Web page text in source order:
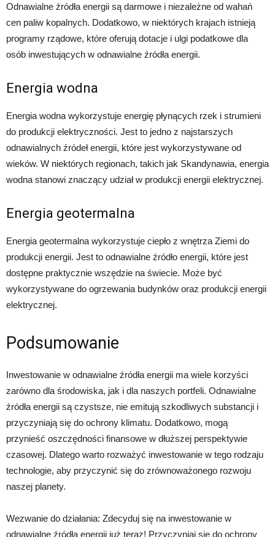
Odnawialne źródła energii są darmowe i niezależne od wahań
cen paliw kopalnych. Dodatkowo, w niektórych krajach istnieją
programy rządowe, które oferują dotacje i ulgi podatkowe dla
osób inwestujących w odnawialne źródła energii.
Energia wodna
Energia wodna wykorzystuje energię płynących rzek i strumieni
do produkcji elektryczności. Jest to jedno z najstarszych
odnawialnych źródeł energii, które jest wykorzystywane od
wieków. W niektórych regionach, takich jak Skandynawia, energia
wodna stanowi znaczący udział w produkcji energii elektrycznej.
Energia geotermalna
Energia geotermalna wykorzystuje ciepło z wnętrza Ziemi do
produkcji energii. Jest to odnawialne źródło energii, które jest
dostępne praktycznie wszędzie na świecie. Może być
wykorzystywane do ogrzewania budynków oraz produkcji energii
elektrycznej.
Podsumowanie
Inwestowanie w odnawialne źródła energii ma wiele korzyści
zarówno dla środowiska, jak i dla naszych portfeli. Odnawialne
źródła energii są czystsze, nie emitują szkodliwych substancji i
przyczyniają się do ochrony klimatu. Dodatkowo, mogą
przynieść oszczędności finansowe w dłuższej perspektywie
czasowej. Dlatego warto rozważyć inwestowanie w tego rodzaju
technologie, aby przyczynić się do zrównoważonego rozwoju
naszej planety.
Wezwanie do działania: Zdecyduj się na inwestowanie w
odnawialne źródła energii już teraz! Przyczyniaj się do ochrony